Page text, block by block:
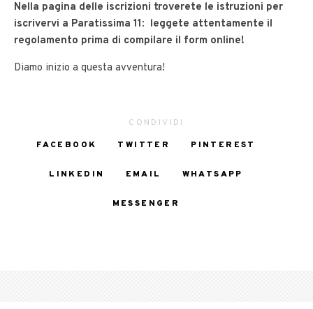
Nella pagina delle iscrizioni troverete le istruzioni per
iscrivervi a Paratissima 11: leggete attentamente il
regolamento prima di compilare il form online!
Diamo inizio a questa avventura!
CONDIVIDI
FACEBOOK
TWITTER PINTEREST
LINKEDIN EMAIL WHATSAPP
MESSENGER